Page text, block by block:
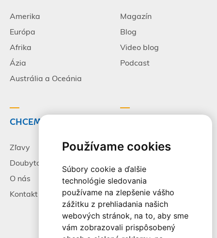
Používame cookies
Súbory cookie a ďalšie
technológie sledovania
používame na zlepšenie vášho
zážitku z prehliadania našich
webových stránok, na to, aby sme
vám zobrazovali prispôsobený
Amerika
Európa
Afrika
Ázia
Austrália a Oceánia
Magazín
Blog
Video blog
Podcast
CHCEM CESTOVAŤ
Zľavy
Doubytovanie
O nás
Kontakt
Pracovné príležitosti
Všeobecné zmluvné
podmienky
Alternatívne riešenie
sporov
Spracovanie osobných